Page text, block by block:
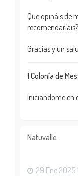
Que opináis de
recomendaríais?
Gracias y un
1 Colonía de
Iniciandome en
Natuvalle
29 Ene 2025